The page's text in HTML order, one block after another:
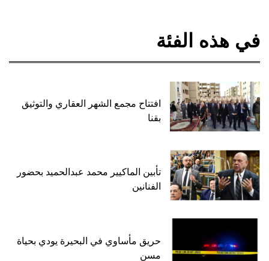
في هذه الفئة
افتتاح مجمع الشهر العقاري والتوثيق
بقنا
تأبين الماكيير محمد عبدالحميد بحضور
الفنانين
حريق مأساوي في البحيرة يودي بحياة
مسن